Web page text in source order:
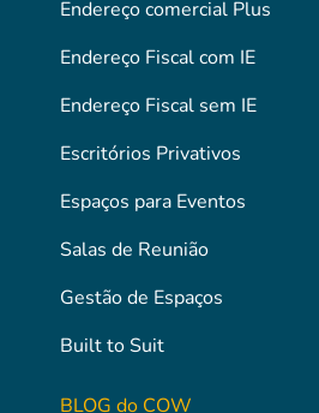
Endereço comercial Plus
Endereço Fiscal com IE
Endereço Fiscal sem IE
Escritórios Privativos
Espaços para Eventos
Salas de Reunião
Gestão de Espaços
Built to Suit
BLOG do COW